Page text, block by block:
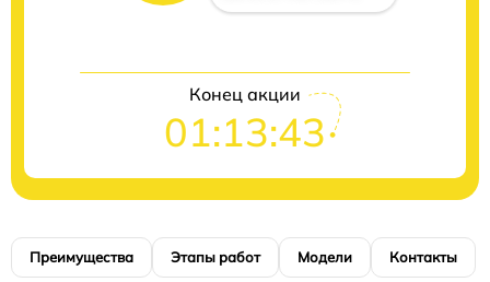
Конец акции
01:13:42
Преимущества Этапы работ Модели Контакты